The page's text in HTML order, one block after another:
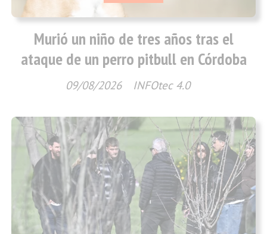
Murió un niño de tres años tras el
ataque de un perro pitbull en Córdoba
INFOtec 4.0
09/08/2026